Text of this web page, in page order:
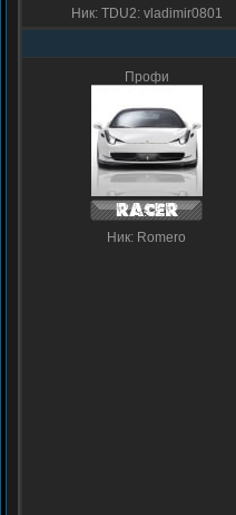
Ник: TDU2: vladimir0801
Профи
Ник: Romero